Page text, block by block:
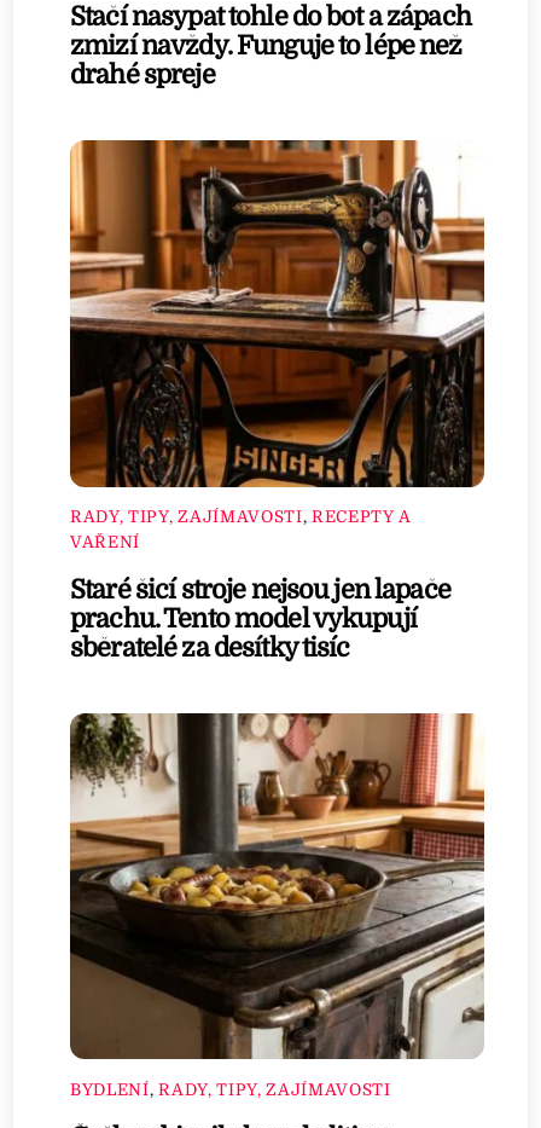
Stačí nasypat tohle do bot a zápach
zmizí navždy. Funguje to lépe než
drahé spreje
RADY, TIPY, ZAJÍMAVOSTI, RECEPTY A
VAŘENÍ
Staré šicí stroje nejsou jen lapače
prachu. Tento model vykupují
sběratelé za desítky tisíc
BYDLENÍ,RADY, TIPY, ZAJÍMAVOSTI